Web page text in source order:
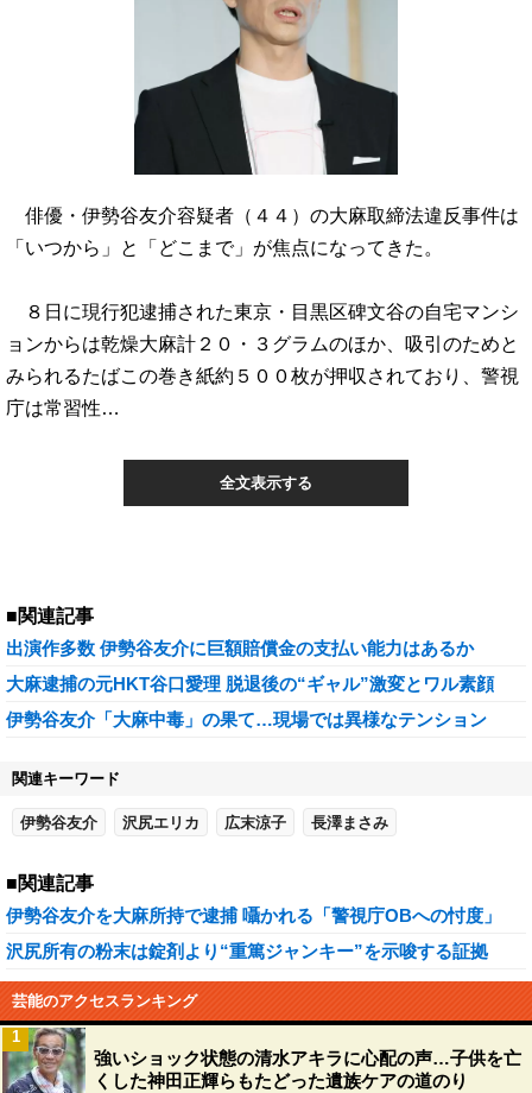
俳優・伊勢谷友介容疑者（４４）の大麻取締法違反事件は
「いつから」と「どこまで」が焦点になってきた。
８日に現行犯逮捕された東京・目黒区碑文谷の自宅マンシ
ョンからは乾燥大麻計２０・３グラムのほか、吸引のためと
みられるたばこの巻き紙約５００枚が押収されており、警視
庁は常習性…
全文表示する
■関連記事
出演作多数 伊勢谷友介に巨額賠償金の支払い能力はあるか
大麻逮捕の元HKT谷口愛理 脱退後の“ギャル”激変とワル素顔
伊勢谷友介「大麻中毒」の果て…現場では異様なテンション
関連キーワード
伊勢谷友介 沢尻エリカ 広末涼子 長澤まさみ
■関連記事
伊勢谷友介を大麻所持で逮捕 囁かれる「警視庁OBへの忖度」
沢尻所有の粉末は錠剤より“重篤ジャンキー”を示唆する証拠
芸能のアクセスランキング
強いショック状態の清水アキラに心配の声…子供を亡
くした神田正輝らもたどった遺族ケアの道のり
1